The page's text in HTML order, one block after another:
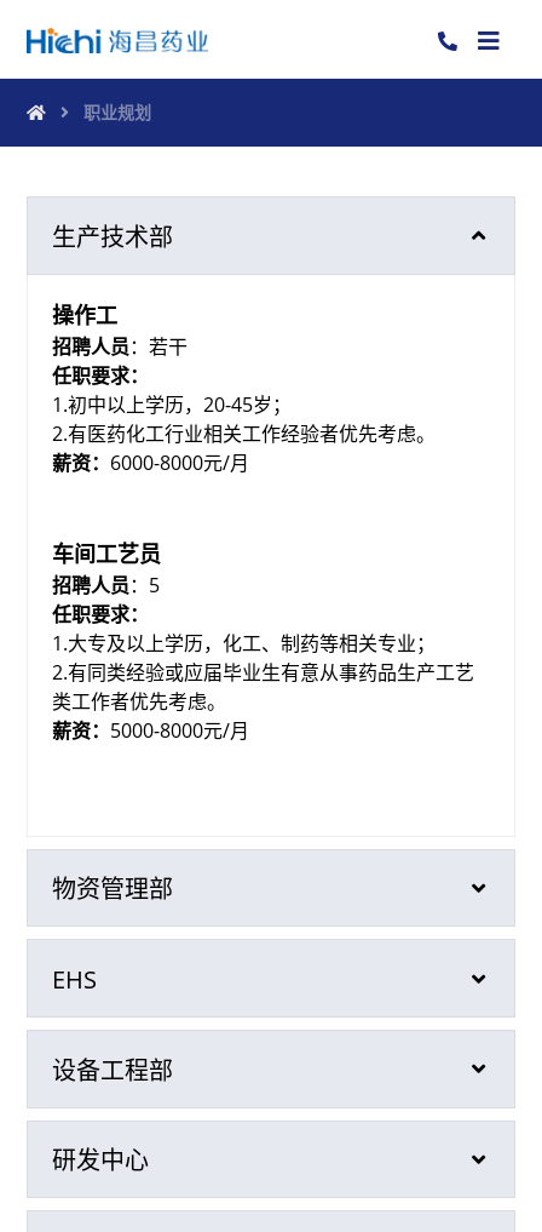
职业规划
生产技术部
操作工
招聘人员：若干
任职要求：
1.初中以上学历，20-45岁；
2.有医药化工行业相关工作经验者优先考虑。
薪资： 6000-8000元/月
车间工艺员
招聘人员：5
任职要求：
1.大专及以上学历，化工、制药等相关专业；
2.有同类经验或应届毕业生有意从事药品生产工艺
类工作者优先考虑。
薪资： 5000-8000元/月
物资管理部
EHS
设备工程部
研发中心